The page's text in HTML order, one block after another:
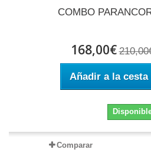
COMBO
168,00€
Añadir a la cesta
Comparar